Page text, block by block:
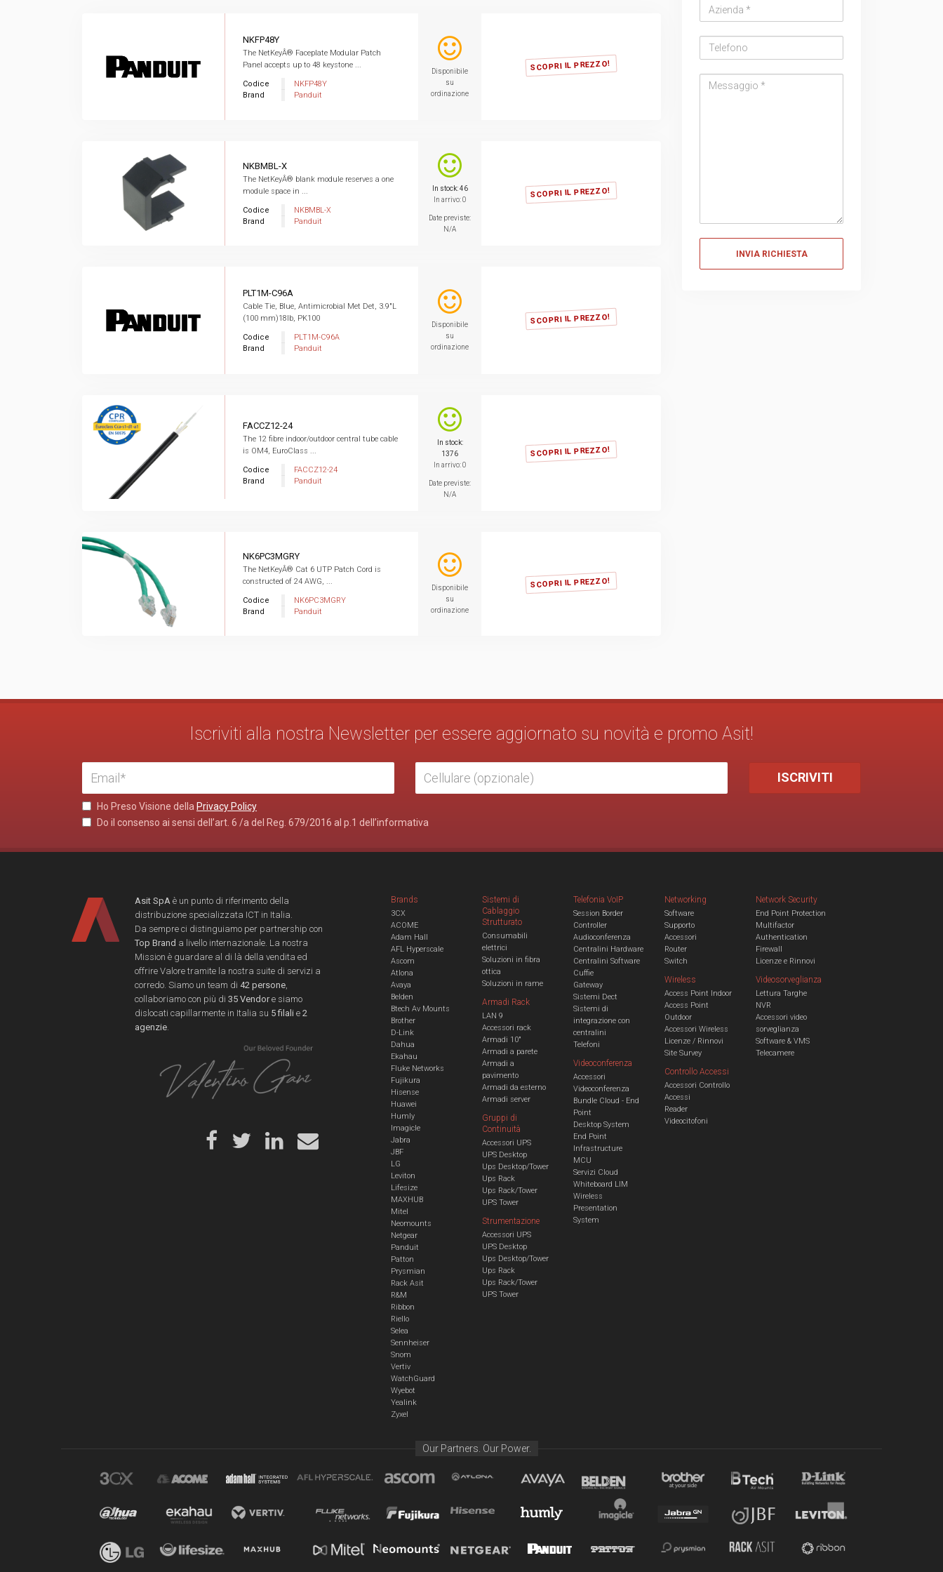
SCOPRI IL PREZZO!
NKFP48Y
The NetKeyÂ® Faceplate Modular Patch
Panel accepts up to 48 keystone ...
Codice
NKFP48Y
Brand
Panduit
Disponibile
su
ordinazione
SCOPRI IL PREZZO!
NKBMBL-X
The NetKeyÂ® blank module reserves a one
module space in ...
Codice
NKBMBL-X
Brand
Panduit
In stock: 46
In arrivo: 0
Date previste:
N/A
SCOPRI IL PREZZO!
PLT1M-C96A
Cable Tie, Blue, Antimicrobial Met Det, 3.9"L
(100 mm)18lb, PK100
Codice
PLT1M-C96A
Brand
Panduit
Disponibile
su
ordinazione
SCOPRI IL PREZZO!
FACCZ12-24
The 12 fibre indoor/outdoor central tube cable
is OM4, EuroClass ...
Codice
FACCZ12-24
Brand
Panduit
In stock:
1376
In arrivo: 0
Date previste:
N/A
SCOPRI IL PREZZO!
NK6PC3MGRY
The NetKeyÂ® Cat 6 UTP Patch Cord is
constructed of 24 AWG, ...
Codice
NK6PC3MGRY
Brand
Panduit
Disponibile
su
ordinazione
Iscriviti alla nostra Newsletter per essere aggiornato su novità e promo Asit!
Ho Preso Visione della Privacy Policy
Do il consenso ai sensi dell’art. 6 /a del Reg. 679/2016 al p.1 dell’informativa
Asit SpA è un punto di riferimento della
distribuzione specializzata ICT in Italia.
Da sempre ci distinguiamo per partnership con
Top Brand a livello internazionale. La nostra
Mission è guardare al di là della vendita ed
offrire Valore tramite la nostra suite di servizi a
corredo. Siamo un team di 42 persone
collaboriamo con più di 35 Vendore siamo
dislocati capillarmente in Italia su 5 filali e 2
agenzie
Brands
3CX
ACOME
Adam Hall
AFL Hyperscale
Ascom
Atlona
Avaya
Belden
Btech Av Mounts
Brother
D-Link
Dahua
Ekahau
Fluke Networks
Fujikura
Hisense
Huawei
Humly
Imagicle
Jabra
JBF
LG
Leviton
Lifesize
MAXHUB
Mitel
Neomounts
Netgear
Panduit
Patton
Prysmian
Rack Asit
R&M
Ribbon
Riello
Selea
Sennheiser
Snom
Vertiv
WatchGuard
Wyebot
Yealink
Zyxel
Sistemi di
Cablaggio
Strutturato
Consumabili
elettrici
Soluzioni in fibra
ottica
Soluzioni in rame
Armadi Rack
LAN 9
Accessori rack
Armadi 10"
Armadi a parete
Armadi a
pavimento
Armadi da esterno
Armadi server
Gruppi di
Continuità
Accessori UPS
UPS Desktop
Ups Desktop/Tower
Ups Rack
Ups Rack/Tower
UPS Tower
Strumentazione
Accessori UPS
UPS Desktop
Ups Desktop/Tower
Ups Rack
Ups Rack/Tower
UPS Tower
Telefonia VoIP
Session Border
Controller
Audioconferenza
Centralini Hardware
Centralini Software
Cuffie
Gateway
Sistemi Dect
Sistemi di
integrazione con
centralini
Telefoni
Videoconferenza
Accessori
Videoconferenza
Bundle Cloud - End
Point
Desktop System
End Point
Infrastructure
MCU
Servizi Cloud
Whiteboard LIM
Wireless
Presentation
System
Networking
Software
Supporto
Accessori
Router
Switch
Wireless
Access Point Indoor
Access Point
Outdoor
Accessori Wireless
Licenze / Rinnovi
Site Survey
Network Security
End Point Protection
Multifactor
Authentication
Firewall
Licenze e Rinnovi
Videosorveglianza
Lettura Targhe
NVR
Accessori video
sorveglianza
Software & VMS
Telecamere
Controllo Accessi
Accessori Controllo
Accessi
Reader
Videocitofoni